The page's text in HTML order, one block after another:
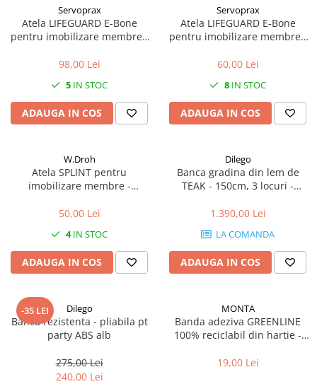
Servoprax
Atela LIFEGUARD E-Bone
pentru imobilizare membre -
radio-transparenta - rola
98,00 Lei
5 IN STOC
ADAUGA IN COS
Servoprax
Atela LIFEGUARD E-Bone
pentru imobilizare membre -
radio-transparenta - rola
60,00 Lei
8 IN STOC
ADAUGA IN COS
W.Droh
Atela SPLINT pentru
imobilizare membre -
radio-transparenta - rola
50,00 Lei
4IN STOC
ADAUGA IN COS
Dilego
Banca gradina din lem de
TEAK - 150cm, 3 locuri -
1.390,00 Lei
LA COMANDA
ADAUGA IN COS
-35 LEI Dilego
Banca rezistenta - pliabila pt
party ABS alb
275,00 Lei
240,00 Lei
MONTA
Banda adeziva GREENLINE
100% reciclabil din hartie -
50m - rola
19,00 Lei